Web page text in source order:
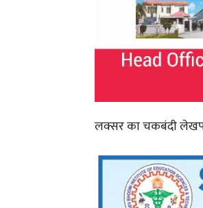
लक्सर का चकबंदी